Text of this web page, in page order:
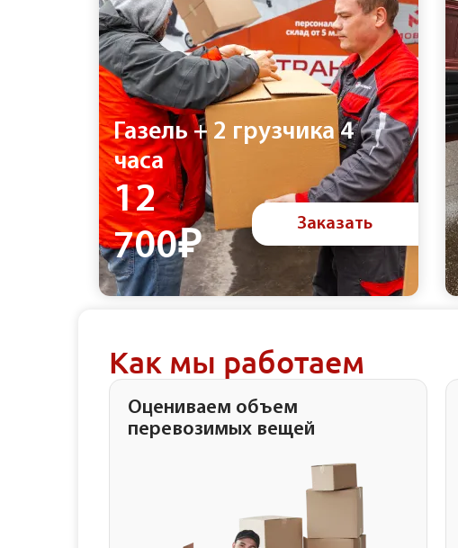
Газель + 2 грузчика 4
часа
12
700₽
Заказать
Как мы работаем
Оцениваем объем
перевозимых вещей